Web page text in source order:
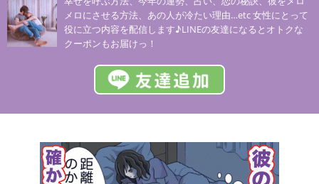
メロにさせる方法、あの人が冷たい理由…etc 女性にとって
役に立つ内容を配信します♪LINEの友達になるとオトクな
クーポンもお届けっ！